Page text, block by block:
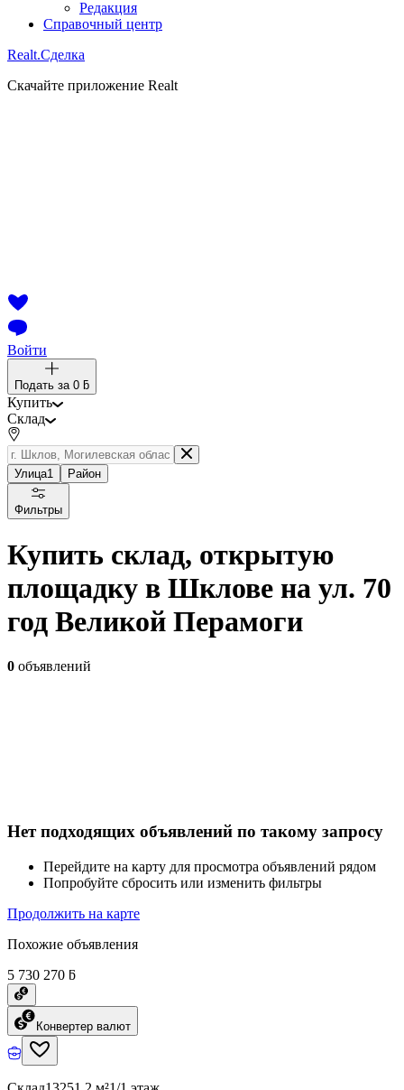
Редакция
Справочный центр
Realt.Сделка
Скачайте приложение Realt
Войти
Подать за 0 ƃ
Купить
Склад
Улица1 Район
Фильтры
Купить склад, открытую
площадку в Шклове на ул. 70
год Великой Перамоги
0 объявлений
Нет подходящих объявлений по такому запросу
Перейдите на карту для просмотра объявлений рядом
Попробуйте сбросить или изменить фильтры
Продолжить на карте
Похожие объявления
5 730 270 ƃ
Конвертер валют